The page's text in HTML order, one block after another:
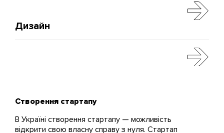
Створення стартапу
В Україні створення стартапу — можливість
відкрити свою власну справу з нуля. Стартап
Дизайн